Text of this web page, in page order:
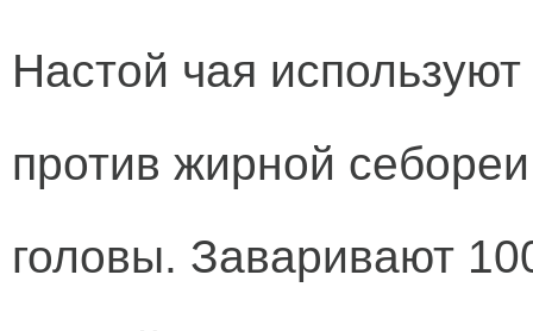
Настой чая
против жирной
головы. Заваривают